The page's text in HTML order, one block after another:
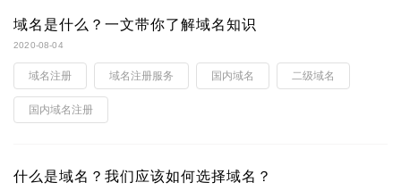
域名是什么？一文带你了解域名知识
2020-08-04
域名注册 域名注册服务 国内域名 二级域名
国内域名注册
什么是域名？我们应该如何选择域名？